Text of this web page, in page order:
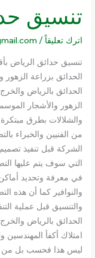
تنسيق
اترك تعليقاً /
تنسيق حدائق الرياض
الحدائق بزراعة
الحدائق بالرياض
الزهور والأشجار
والشلالات بطرق
من الفنيين والخبراء
الشركة قبل تنفيذ
التي سوف يتم عليها
في معرفة وتحديد
والنوافير كما أن هذه
والتنسيق قبل عملية
الحدائق بالرياض
امتلاك أكفأ
ليس هذا فحسب بل من